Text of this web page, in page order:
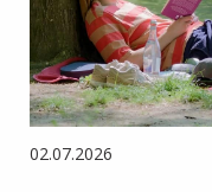
02.07.2026